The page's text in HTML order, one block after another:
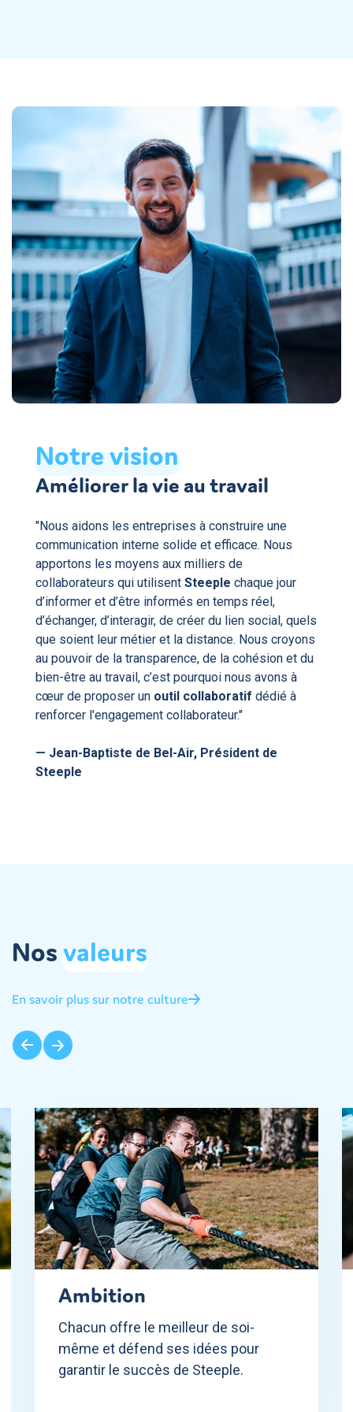
Notrevision
Améliorer la vie au travail
"Nous aidons les entreprises à construire une
communication interne solide et efficace. Nous
apportons les moyens aux milliers de
collaborateurs qui utilisent Steeple chaque jour
d’informer et d’être informés en temps réel,
d’échanger, d’interagir, de créer du lien social, quels
que soient leur métier et la distance. Nous croyons
au pouvoir de la transparence, de la cohésion et du
bien-être au travail, c’est pourquoi nous avons à
cœur de proposer un outil collaboratif dédié à
renforcer l'engagement collaborateur."
— Jean-Baptiste de Bel-Air, Président de
Steeple
Nosvaleurs
En savoir plus sur notre culture
Ambition
Chacun offre le meilleur de soi-
même et défend ses idées pour
garantir le succès de Steeple.